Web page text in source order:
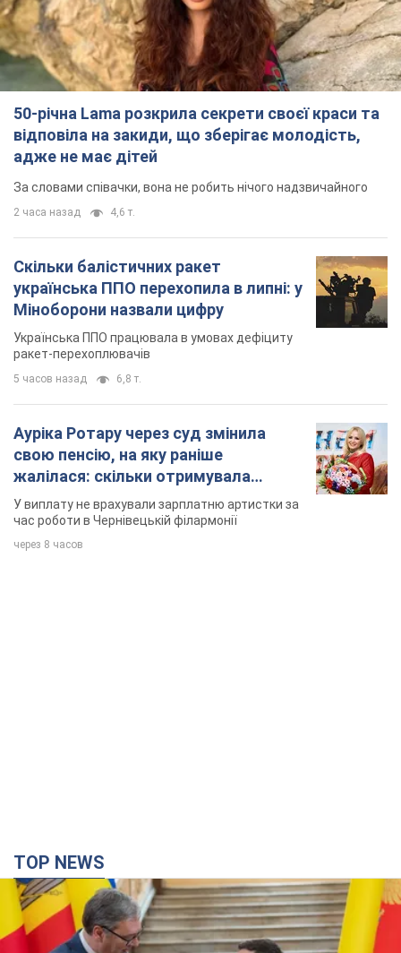
50-річна Lama розкрила секрети своєї краси та
відповіла на закиди, що зберігає молодість,
адже не має дітей
За словами співачки, вона не робить нічого надзвичайного
2 часа назад 4,6 т.
Скільки балістичних ракет
українська ППО перехопила в липні: у
Міноборони назвали цифру
Українська ППО працювала в умовах дефіциту
ракет-перехоплювачів
5 часов назад 6,8 т.
Ауріка Ротару через суд змінила
свою пенсію, на яку раніше
жалілася: скільки отримувала
співачка
У виплату не врахували зарплатню артистки за
час роботи в Чернівецькій філармонії
через 8 часов
TOP NEWS